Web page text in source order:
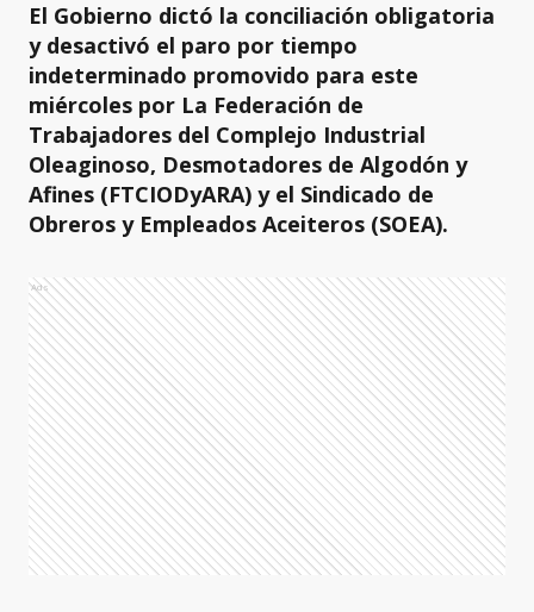
El Gobierno dictó la conciliación obligatoria
y desactivó el paro por tiempo
indeterminado promovido para este
miércoles por La Federación de
Trabajadores del Complejo Industrial
Oleaginoso, Desmotadores de Algodón y
Afines (FTCIODyARA) y el Sindicado de
Obreros y Empleados Aceiteros (SOEA).
Ads